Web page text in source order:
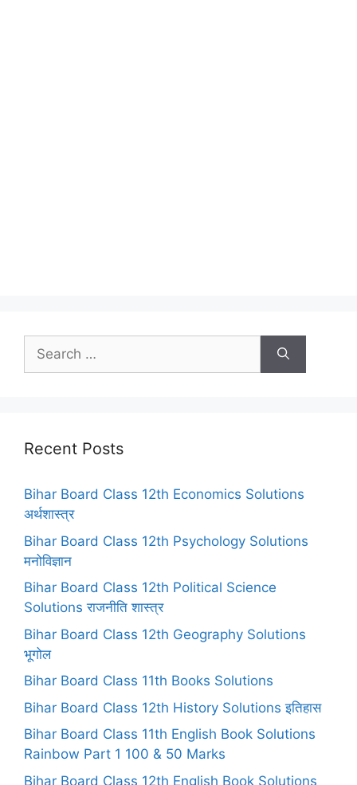
Search
for:
Recent Posts
Bihar Board Class 12th Economics Solutions
अर्थशास्त्र
Bihar Board Class 12th Psychology Solutions
मनोविज्ञान
Bihar Board Class 12th Political Science
Solutions राजनीति शास्त्र
Bihar Board Class 12th Geography Solutions
भूगोल
Bihar Board Class 11th Books Solutions
Bihar Board Class 12th History Solutions इतिहास
Bihar Board Class 11th English Book Solutions
Rainbow Part 1 100 & 50 Marks
Bihar Board Class 12th English Book Solutions